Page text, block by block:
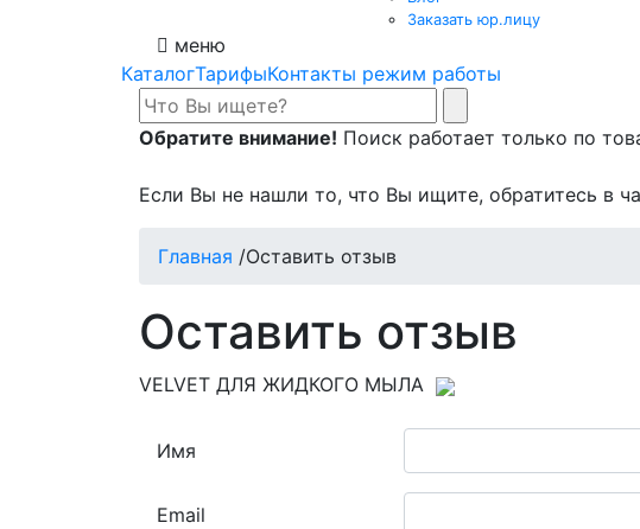
Заказать юр.лицу
меню
КаталогТарифыКонтакты режим работы
Обратите внимание! Поиск работает только по
Если Вы не нашли то, что Вы ищите, обратитесь в
Главная /Оставить отзыв
Оставить отзыв
VELVET ДЛЯ ЖИДКОГО МЫЛА
Имя
Email